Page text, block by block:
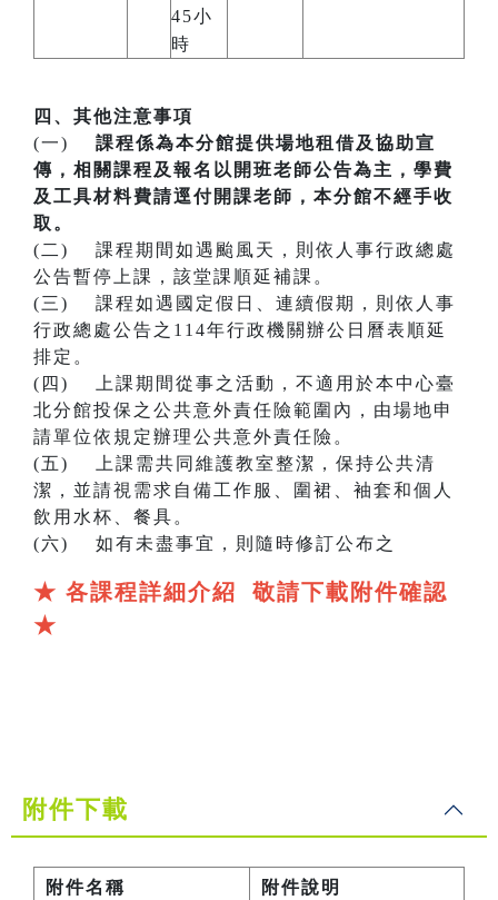
45小
時
四、其他注意事項
(一) 課程係為本分館提供場地租借及協助宣
傳，相關課程及報名以開班老師公告為主，學費
及工具材料費請逕付開課老師，本分館不經手收
取。
(二) 課程期間如遇颱風天，則依人事行政總處
公告暫停上課，該堂課順延補課。
(三) 課程如遇國定假日、連續假期，則依人事
行政總處公告之114年行政機關辦公日曆表順延
排定。
(四) 上課期間從事之活動，不適用於本中心臺
北分館投保之公共意外責任險範圍內，由場地申
請單位依規定辦理公共意外責任險。
(五) 上課需共同維護教室整潔，保持公共清
潔，並請視需求自備工作服、圍裙、袖套和個人
飲用水杯、餐具。
(六) 如有未盡事宜，則隨時修訂公布之
★ 各課程詳細介紹 敬請下載附件確認
★
附件下載
附件名稱 附件說明